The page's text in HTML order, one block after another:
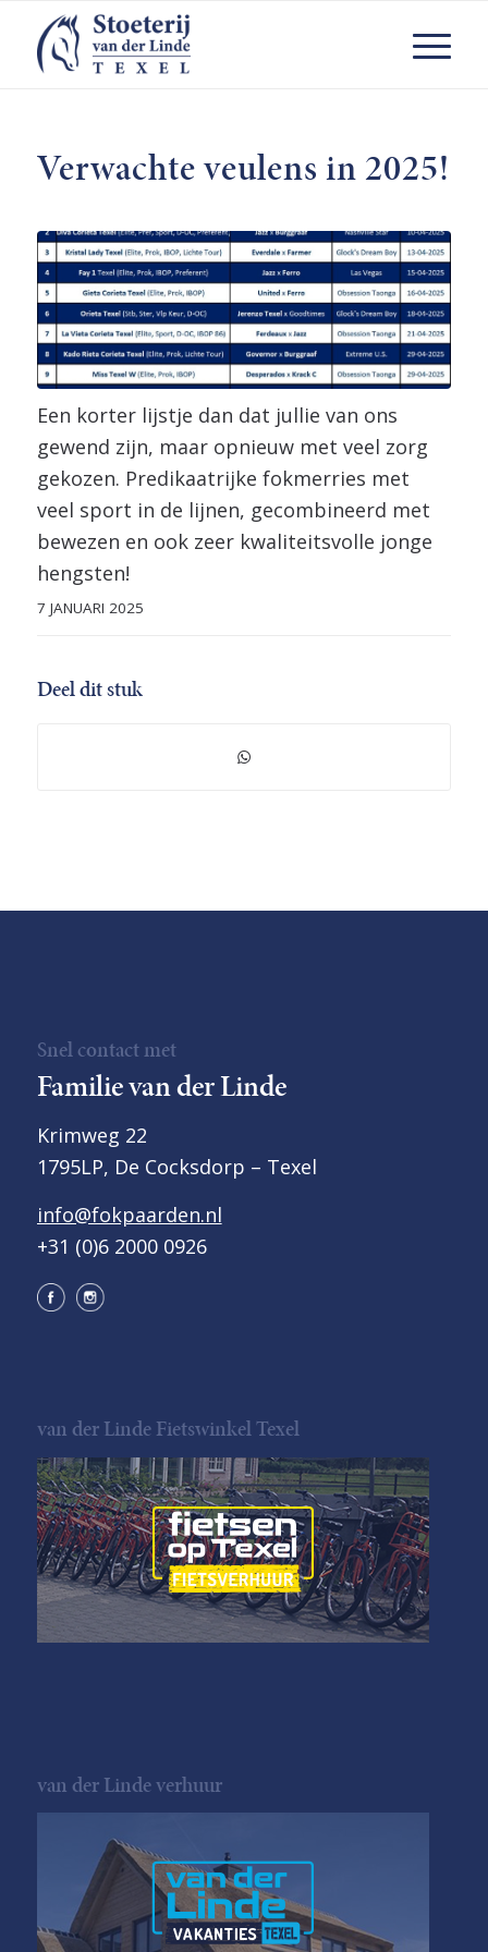
Verwachte veulens in 2025!
Een korter lijstje dan dat jullie van ons
gewend zijn, maar opnieuw met veel zorg
gekozen. Predikaatrijke fokmerries met
veel sport in de lijnen, gecombineerd met
bewezen en ook zeer kwaliteitsvolle jonge
hengsten!
7 JANUARI 2025
Deel dit stuk
Snel contact met
Familie van der Linde
Krimweg 22
1795LP, De Cocksdorp – Texel
info@fokpaarden.nl
+31 (0)6 2000 0926
van der Linde Fietswinkel Texel
van der Linde verhuur